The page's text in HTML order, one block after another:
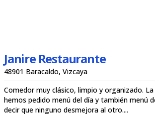
Janire Restaurante
48901 Baracaldo, Vizcaya
Comedor muy clásico, limpio y organizado.
hemos pedido menú del día y también menú
decir que ninguno desmejora al otro....